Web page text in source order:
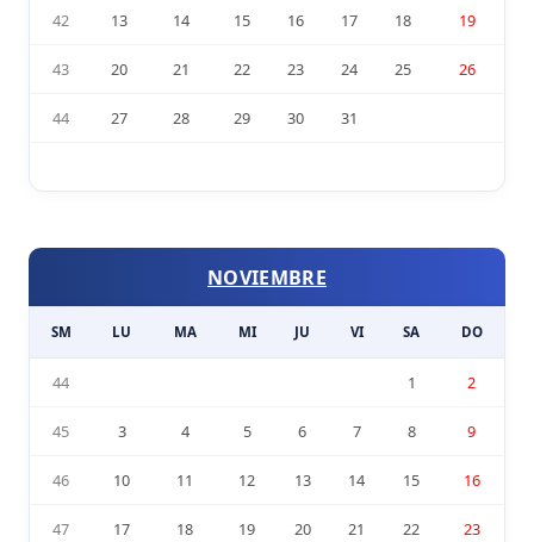
42 13 14 15 16 17 18 19
43 20 21 22 23 24 25 26
44 27 28 29 30 31
NOVIEMBRE
SM LU MA MI JU VI SA DO
44 1 2
45 3 4 5 6 7 8 9
46 10 11 12 13 14 15 16
47 17 18 19 20 21 22 23